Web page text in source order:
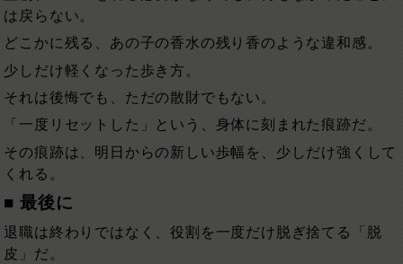
は戻らない。
どこかに残る、あの子の香水の残り香のような違和感。
少しだけ軽くなった歩き方。
それは後悔でも、ただの散財でもない。
「一度リセットした」という、身体に刻まれた痕跡だ。
その痕跡は、明日からの新しい歩幅を、少しだけ強くして
くれる。
■ 最後に
退職は終わりではなく、役割を一度だけ脱ぎ捨てる「脱
皮」だ。